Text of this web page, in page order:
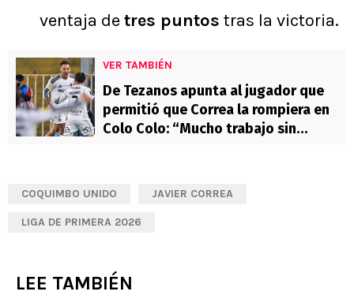
ventaja detres puntos tras la victoria.
VER TAMBIÉN
De Tezanos apunta al jugador que
permitió que Correa la rompiera en
Colo Colo: “Mucho trabajo sin
COQUIMBO UNIDO JAVIER CORREA
LIGA DE PRIMERA 2026
LEE TAMBIÉN